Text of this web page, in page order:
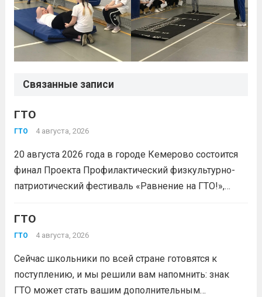
Связанные записи
ГТО
ГТО 4 августа, 2026
20 августа 2026 года в городе Кемерово состоится
финал Проекта Профилактический физкультурно-
патриотический фестиваль «Равнение на ГТО!»,
Первых-2026».В мероприятии примут участие
победители муниципального этапа проектной
Кузбасса.Состав команды 6 человек, 3 участника
из...Читать дальше
ГТО
ГТО 4 августа, 2026
Сейчас школьники по всей стране готовятся к
поступлению, и мы решили вам напомнить: знак
ГТО может стать вашим дополнительным